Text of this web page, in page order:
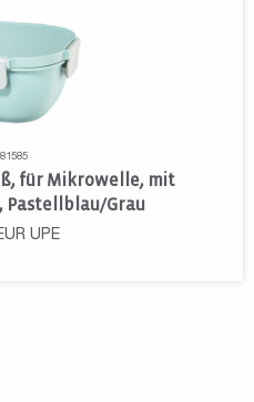
für Mikrowelle, mit
Pastellblau/Grau
UPE